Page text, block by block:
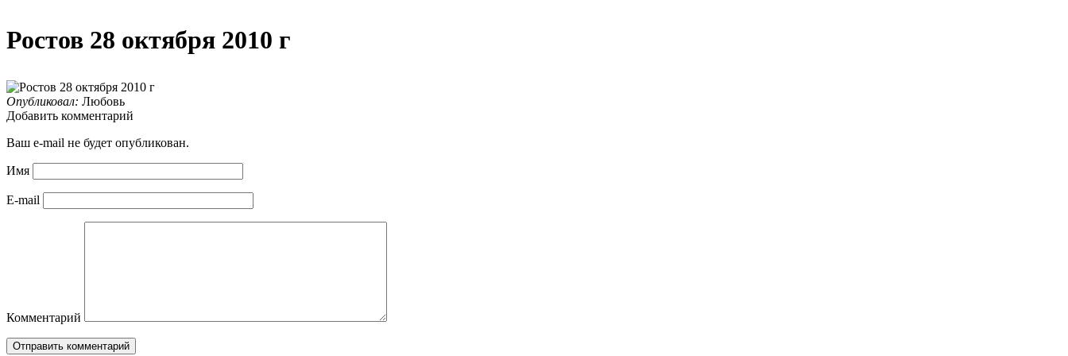
Ростов 28 октября 2010 г
Опубликовал: Любовь
Добавить комментарий
Ваш e-mail не будет опубликован.
Имя
E-mail
Комментарий